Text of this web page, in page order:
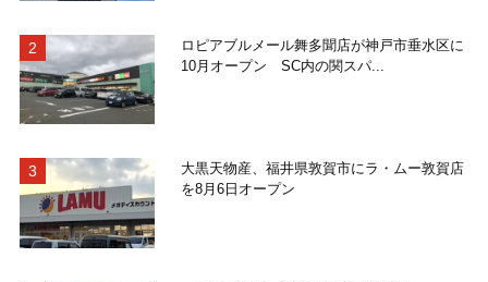
ロピアブルメール舞多聞店が神戸市垂水区に
10月オープン SC内の関スパ...
大黒天物産、福井県敦賀市にラ・ムー敦賀店
を8月6日オープン